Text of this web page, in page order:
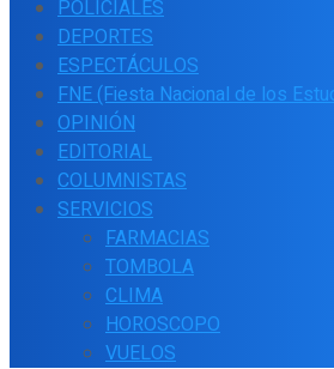
POLICIALES
DEPORTES
ESPECTÁCULOS
FNE (Fiesta Nacional de los
OPINIÓN
EDITORIAL
COLUMNISTAS
SERVICIOS
FARMACIAS
TOMBOLA
CLIMA
HOROSCOPO
VUELOS